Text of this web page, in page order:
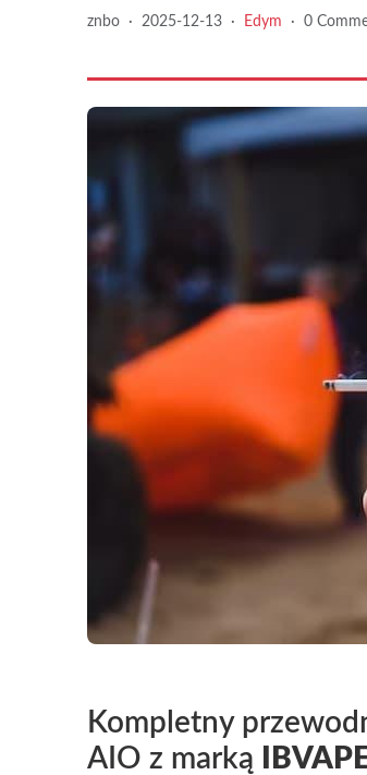
znbo · 2025-12-13 · Edym · 0
Kompletny
AIO z marką